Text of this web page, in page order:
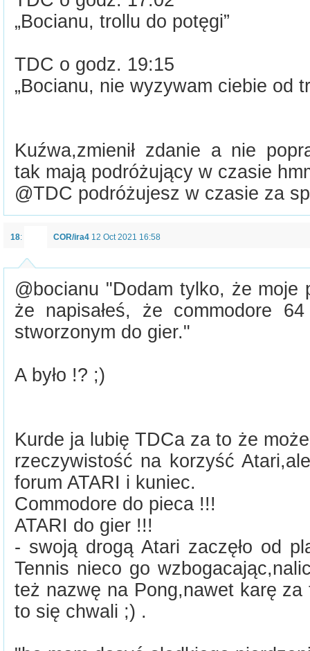
„Bocianu, trollu do potęgi”
TDC o godz. 19:15
„Bocianu, nie wyzywam ciebie od
Kuźwa,zmienił zdanie a nie
tak mają podróżujący w czasie
@TDC podróżujesz w czasie za
18: COR/ira4 12 Oct 2021 16:58
@bocianu "Dodam tylko, że moje
że napisałeś, że commodore
stworzonym do gier."
A było !? ;)
Kurde ja lubię TDCa za to że
rzeczywistość na korzyść
forum ATARI i kuniec.
Commodore do pieca !!!
ATARI do gier !!!
- swoją drogą Atari zaczęło od
Tennis nieco go
też nazwę na Pong,nawet karę
to się chwali ;) .